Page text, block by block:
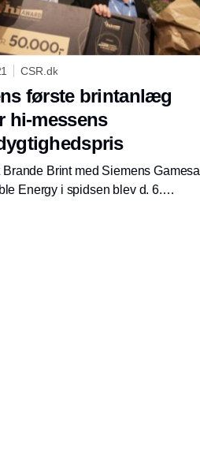
CSR.dk
første brintanlæg
hi-messens
Brande Brint med Siemens Gamesa
Energy i spidsen blev d. 6.